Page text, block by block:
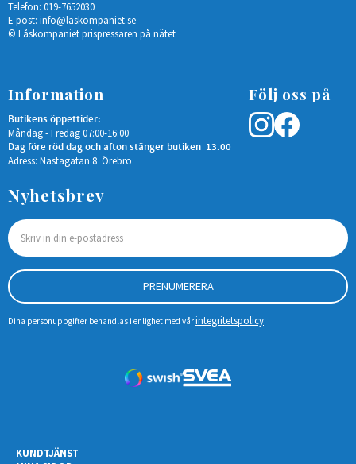
Telefon: 019-7652030
E-post: info@laskompaniet.se
© Låskompaniet prispressaren på nätet
Information
Butikens öppettider:
Måndag - Fredag 07:00-16:00
Dag före röd dag och afton stänger butiken 13.00
Adress: Nastagatan 8 Örebro
Följ oss på
Nyhetsbrev
PRENUMERERA
Dina personuppgifter behandlas i enlighet med vårintegritetspolicy.
KUNDTJÄNST